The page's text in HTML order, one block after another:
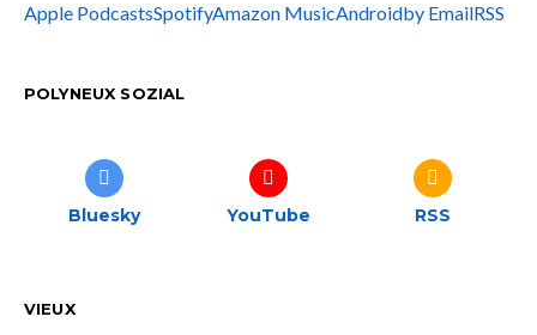
Apple PodcastsSpotifyAmazon MusicAndroidby EmailRSS
POLYNEUX SOZIAL
Bluesky YouTube RSS
VIEUX